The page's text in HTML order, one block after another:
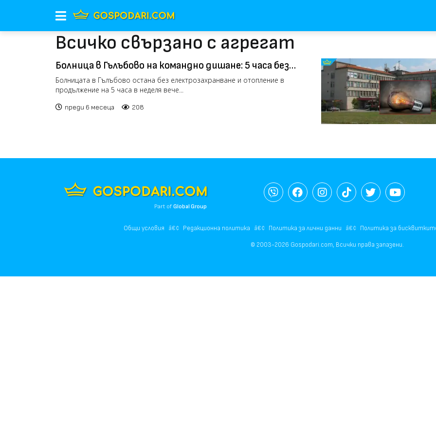
Всичко свързано с агрегат
Болница в Гълъбово на командно дишане: 5 часа без
ток и парно насред зимата (видео)
Болницата в Гълъбово остана без електрозахранване и отопление в
продължение на 5 часа в неделя вече...
преди 6 месеца 208
Part ofGlobal Group
Общи условия Редакционна политика Политика за лични данни Политика за
© 2003-2026 Gospodari.com, Всички права запазени.